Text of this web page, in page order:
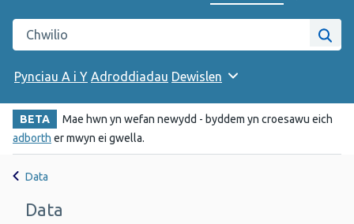
Newid iaith y wefan
Chwilio gwefan Iechyd Cyhoeddus Cymru
Pynciau A i Y Adroddiadau Dewislen
BETA
Mae hwn yn wefan newydd - byddem yn croesawu eich
adborth er mwyn ei gwella.
Data
Data